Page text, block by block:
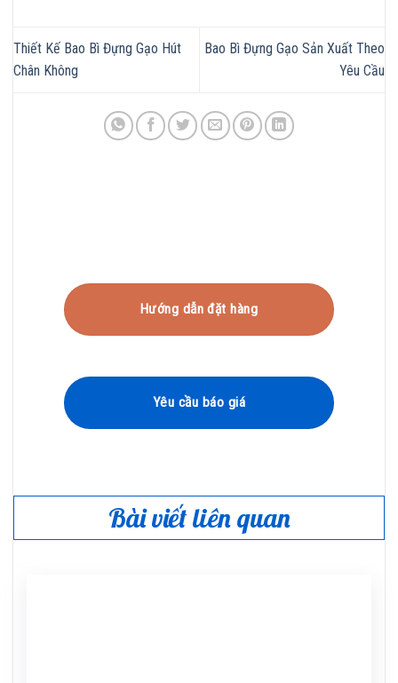
Thiết Kế Bao Bì Đựng Gạo Hút
Chân Không
Bao Bì Đựng Gạo Sản Xuất Theo
Yêu Cầu
Hướng dẫn đặt hàng
Yêu cầu báo giá
Bài viết liên quan